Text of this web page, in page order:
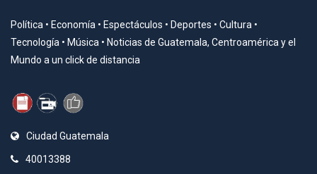
Política • Economía • Espectáculos • Deportes • Cultura •
Tecnología • Música • Noticias de Guatemala, Centroamérica y el
Mundo a un click de distancia
Ciudad Guatemala
40013388